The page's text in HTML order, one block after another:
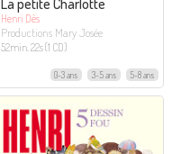
Henri Dès
Productions Mary Josée
52min. 22s (1 CD)
0-3 ans 3-5 ans 5-8 ans